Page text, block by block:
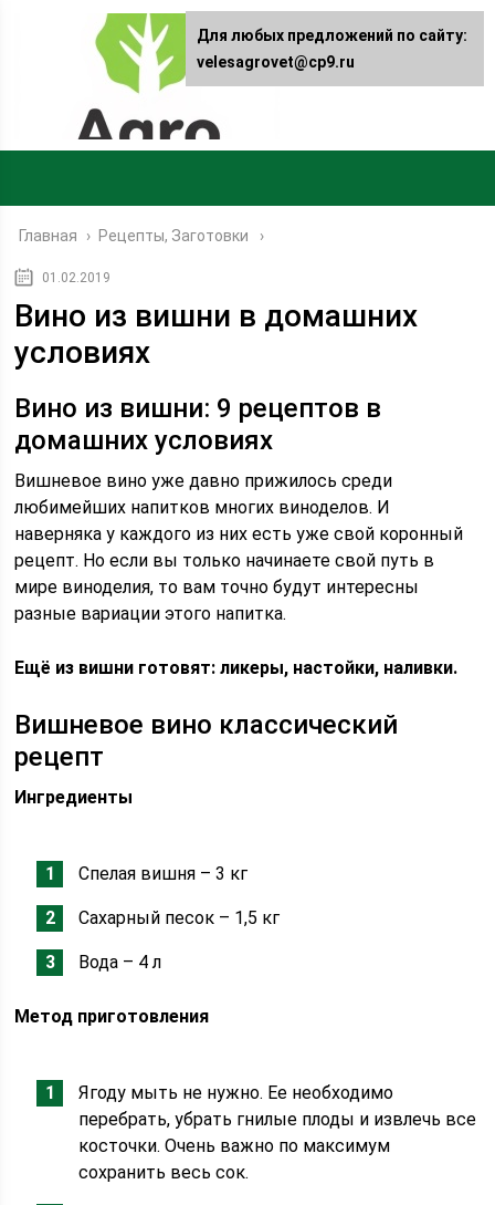
Главная › Рецепты, Заготовки
01.02.2019
Вино из вишни в домашних
условиях
Вино из вишни: 9 рецептов в
домашних условиях
Вишневое вино уже давно прижилось среди
любимейших напитков многих виноделов. И
наверняка у каждого из них есть уже свой коронный
рецепт. Но если вы только начинаете свой путь в
мире виноделия, то вам точно будут интересны
разные вариации этого напитка.
Ещё из вишни готовят: ликеры, настойки, наливки.
Вишневое вино классический
рецепт
Ингредиенты
Спелая вишня – 3 кг
Сахарный песок – 1,5 кг
Вода – 4 л
Метод приготовления
Ягоду мыть не нужно. Ее необходимо
перебрать, убрать гнилые плоды и извлечь все
косточки. Очень важно по максимум
сохранить весь сок.
Для любых предложений по сайту:
velesagrovet@cp9.ru